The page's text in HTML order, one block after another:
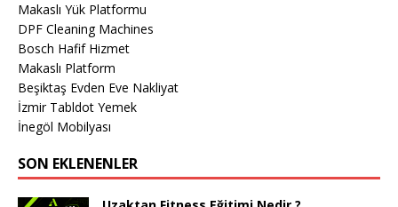
Makaslı Yük Platformu
DPF Cleaning Machines
Bosch Hafif Hizmet
Makaslı Platform
Beşiktaş Evden Eve Nakliyat
İzmir Tabldot Yemek
İnegöl Mobilyası
SON EKLENENLER